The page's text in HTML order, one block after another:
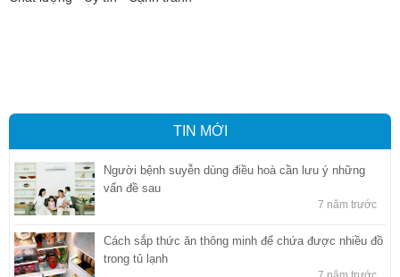
TIN MỚI
Người bệnh suyễn dùng điều hoà cần lưu ý những
vấn đề sau
7 năm trước
Cách sắp thức ăn thông minh để chứa được nhiều đồ
trong tủ lạnh